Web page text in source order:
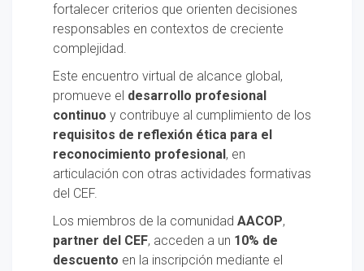
fortalecer criterios que orienten decisiones
responsables en contextos de creciente
complejidad.
Este encuentro virtual de alcance global,
promueve el desarrollo profesional
continuo y contribuye al cumplimiento de los
requisitos de reflexión ética para el
reconocimiento profesional, en
articulación con otras actividades formativas
del CEF.
Los miembros de la comunidad AACOP,
partner del CEF, acceden a un 10% de
descuento en la inscripción mediante el